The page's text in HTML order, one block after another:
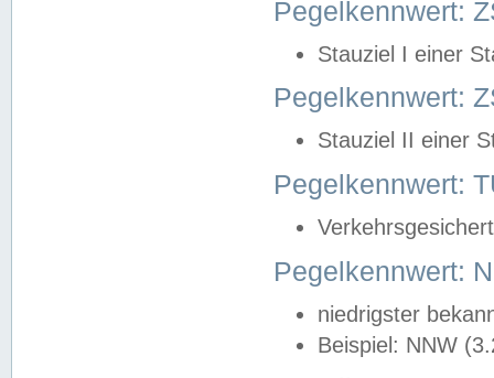
Pegelkennwert:
Stauziel I einer
Pegelkennwert:
Stauziel II einer
Pegelkennwert:
Pegelkennwert:
niedrigster
Beispiel: NNW